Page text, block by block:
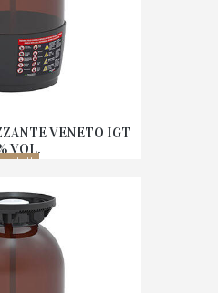
VENETO IGT
VOL.
tutto